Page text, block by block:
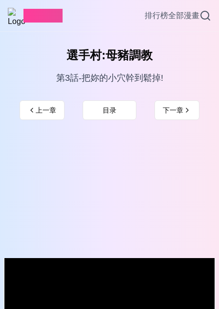
排行榜全部漫畫
選手村:母豬調教
第3話-把妳的小穴幹到鬆掉!
上一章 目录 下一章